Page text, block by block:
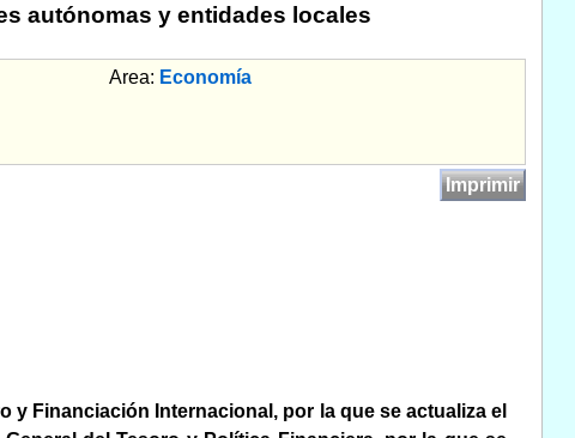
autónomas y entidades locales
Area: Economía
Imprimir
y Financiación Internacional, por la que se actualiza el